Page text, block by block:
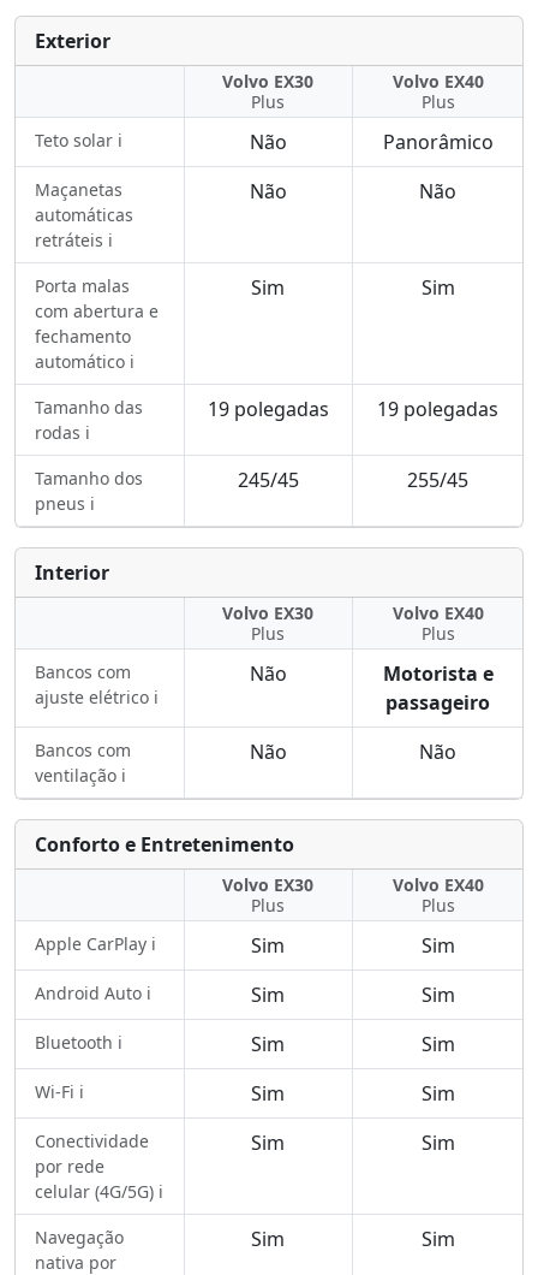
Exterior
Volvo EX30
Plus
Volvo EX40
Plus
Teto solar ℹ️
Não Panorâmico
Maçanetas
automáticas
retráteis ℹ️
Não Não
Porta malas
com abertura e
fechamento
automático ℹ️
Sim Sim
Tamanho das
rodas ℹ️
19 polegadas 19 polegadas
Tamanho dos
pneus ℹ️
245/45 255/45
Interior
Volvo EX30
Plus
Volvo EX40
Plus
Bancos com
ajuste elétrico ℹ️
Não
Motorista e
passageiro
Bancos com
ventilação ℹ️
Não Não
Conforto e Entretenimento
Volvo EX30
Plus
Volvo EX40
Plus
Apple CarPlay ℹ️
Sim Sim
Android Auto ℹ️ Sim Sim
Bluetooth ℹ️ Sim Sim
Wi-Fi ℹ️ Sim Sim
Conectividade
por rede
celular (4G/5G) ℹ️
Sim Sim
Navegação
nativa por
Sim Sim